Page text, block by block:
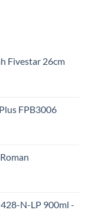
Fivestar 26cm
FPB3006
₫.
N-LP 900ml -